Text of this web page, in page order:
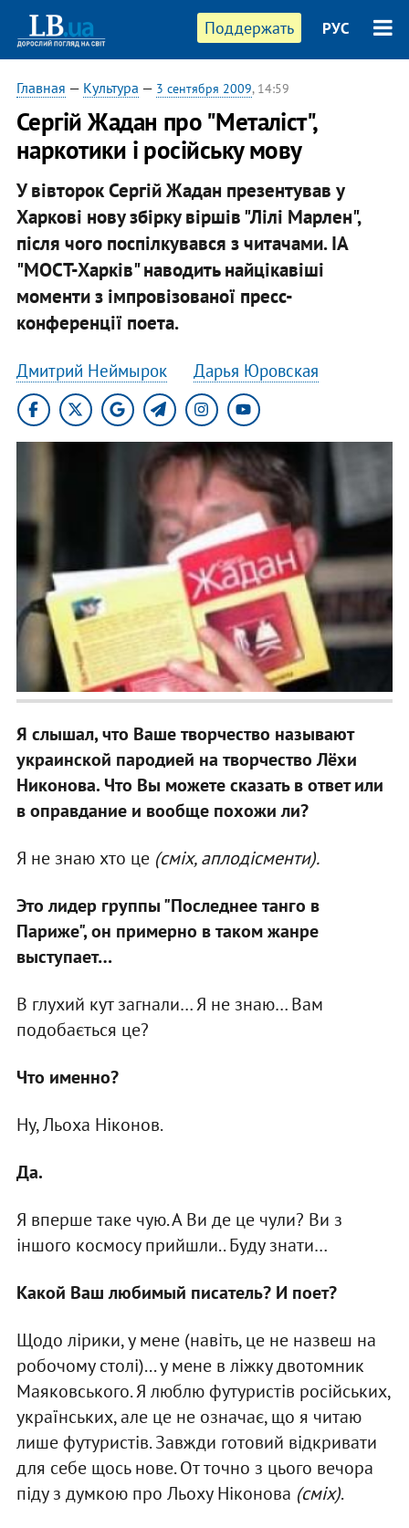
Поддержать РУС
Главная — Культура — 3 сентября 2009, 14:59
Сергій Жадан про "Металіст",
наркотики і російську мову
У вівторок Сергій Жадан презентував у
Харкові нову збірку віршів "Лілі Марлен",
після чого поспілкувався з читачами. ІА
"МОСТ-Харків" наводить найцікавіші
моменти з імпровізованої пресс-
конференції поета.
Дмитрий Неймырок Дарья Юровская
Я слышал, что Ваше творчество называют
украинской пародией на творчество Лёхи
Никонова. Что Вы можете сказать в ответ или
в оправдание и вообще похожи ли?
Я не знаю хто це (сміх, аплодісменти).
Это лидер группы "Последнее танго в
Париже", он примерно в таком жанре
выступает…
В глухий кут загнали… Я не знаю… Вам
подобається це?
Что именно?
Ну, Льоха Ніконов.
Да.
Я вперше таке чую. А Ви де це чули? Ви з
іншого космосу прийшли.. Буду знати…
Какой Ваш любимый писатель? И поет?
Щодо лірики, у мене (навіть, це не назвеш на
робочому столі)... у мене в ліжку двотомник
Маяковського. Я люблю футуристів російських,
українських, але це не означає, що я читаю
лише футуристів. Завжди готовий відкривати
для себе щось нове. От точно з цього вечора
піду з думкою про Льоху Ніконова (сміх).